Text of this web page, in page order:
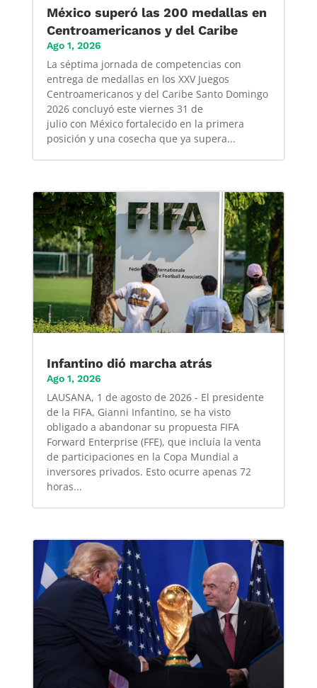
México superó las 200 medallas en
Centroamericanos y del Caribe
Ago 1, 2026
La séptima jornada de competencias con
entrega de medallas en los XXV Juegos
Centroamericanos y del Caribe Santo Domingo
2026 concluyó este viernes 31 de
julio con México fortalecido en la primera
posición y una cosecha que ya supera...
Infantino dió marcha atrás
Ago 1, 2026
LAUSANA, 1 de agosto de 2026 - El presidente
de la FIFA, Gianni Infantino, se ha visto
obligado a abandonar su propuesta FIFA
Forward Enterprise (FFE), que incluía la venta
de participaciones en la Copa Mundial a
inversores privados. Esto ocurre apenas 72
horas...